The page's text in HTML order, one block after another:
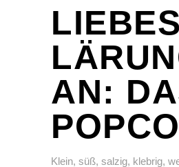
AN:
Klein, süß, salzig, klebrig,